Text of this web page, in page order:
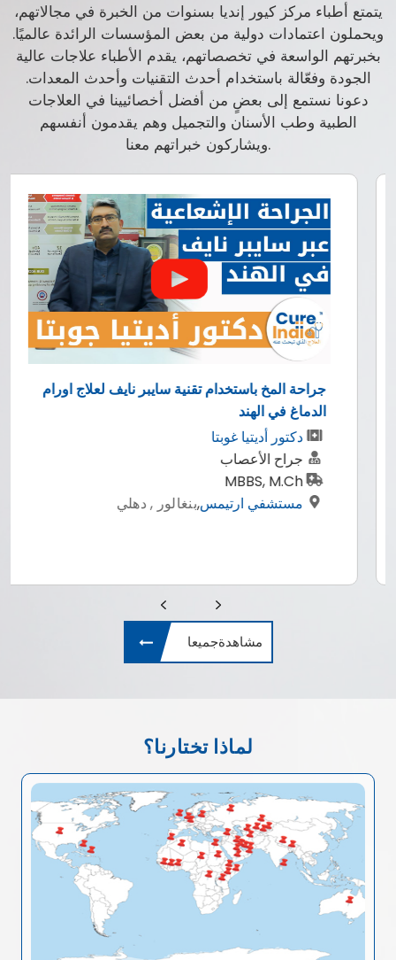
يتمتع أطباء مركز كيور إنديا بسنوات من الخبرة في مجالاتهم،
ويحملون اعتمادات دولية من بعض المؤسسات الرائدة عالميًا.
بخبرتهم الواسعة في تخصصاتهم، يقدم الأطباء علاجات عالية
الجودة وفعّالة باستخدام أحدث التقنيات وأحدث المعدات.
دعونا نستمع إلى بعضٍ من أفضل أخصائيينا في العلاجات
الطبية وطب الأسنان والتجميل وهم يقدمون أنفسهم
ويشاركون خبراتهم معنا.
جراحة المخ باستخدام تقنية سايبر نايف لعلاج اورام
الدماغ في الهند
دكتور أديتيا غوبتا
جراح الأعصاب
MBBS, M.Ch
مستشفي ارتيمس,بنغالور , دهلي
مشاهدةجميعا
لماذا تختارنا؟